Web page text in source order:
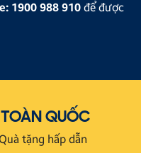
1900 988 910 để được
TOÀN QUỐC
tặng hấp dẫn